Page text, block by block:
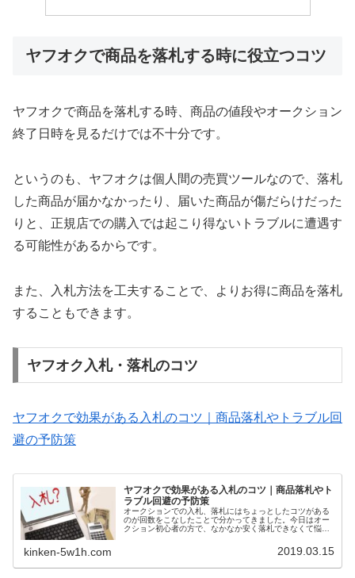
ヤフオクで商品を落札する時に役立つコツ
ヤフオクで商品を落札する時、商品の値段やオークション
終了日時を見るだけでは不十分です。
というのも、ヤフオクは個人間の売買ツールなので、落札
した商品が届かなかったり、届いた商品が傷だらけだった
りと、正規店での購入では起こり得ないトラブルに遭遇す
る可能性があるからです。
また、入札方法を工夫することで、よりお得に商品を落札
することもできます。
ヤフオク入札・落札のコツ
ヤフオクで効果がある入札のコツ｜商品落札やトラブル回
避の予防策
ヤフオクで効果がある入札のコツ｜商品落札やト
ラブル回避の予防策
オークションでの入札、落札にはちょっとしたコツがある
のが回数をこなしたことで分かってきました。今日はオー
クション初心者の方で、なかなか安く落札できなくて悩ん
kinken-5w1h.com 2019.03.15